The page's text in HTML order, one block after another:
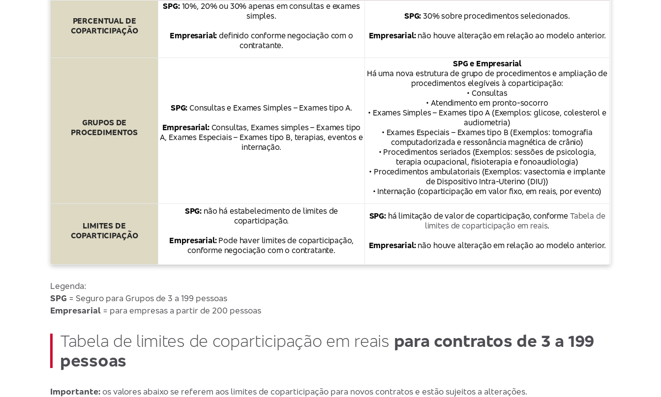
PERCENTUAL DE
COPARTICIPAÇÃO
SPG:10%, 20% ou 30% apenas em consultas e exames
simples.
Empresarial: definido conforme negociação com o
contratante.
SPG: 30% sobre procedimentos selecionados.
Empresarial: não houve alteração em relação ao modelo anterior.
GRUPOS DE
PROCEDIMENTOS
SPG: Consultas e Exames Simples – Exames tipo A.
Empresarial:Consultas, Exames simples – Exames tipo
A, Exames Especiais – Exames tipo B, terapias, eventos e
internação.
SPG e Empresarial
Há uma nova estrutura de grupo de procedimentos e ampliação de
procedimentos elegíveis à coparticipação:
• Consultas
• Atendimento em pronto-socorro
• Exames Simples – Exames tipo A (Exemplos: glicose, colesterol e
audiometria)
• Exames Especiais – Exames tipo B (Exemplos: tomografia
computadorizada e ressonância magnética de crânio)
• Procedimentos seriados (Exemplos: sessões de psicologia,
terapia ocupacional, fisioterapia e fonoaudiologia)
• Procedimentos ambulatoriais (Exemplos: vasectomia e implante
de Dispositivo Intra-Uterino (DIU))
• Internação (coparticipação em valor fixo, em reais, por evento)
LIMITES DE
COPARTICIPAÇÃO
SPG: não há estabelecimento de limites de
coparticipação.
Empresarial:Pode haver limites de coparticipação,
conforme negociação com o contratante.
SPG:há limitação de valor de coparticipação, conforme Tabela de
limites de coparticipação em reais.
Empresarial:não houve alteração em relação ao modelo anterior.
Legenda:
SPG = Seguro para Grupos de 3 a 199 pessoas
Empresarial = para empresas a partir de 200 pessoas
Tabela de limites de coparticipação em reais para contratos de 3 a 199
pessoas
Importante: os valores abaixo se referem aos limites de coparticipação para novos contratos e estão sujeitos a alterações.